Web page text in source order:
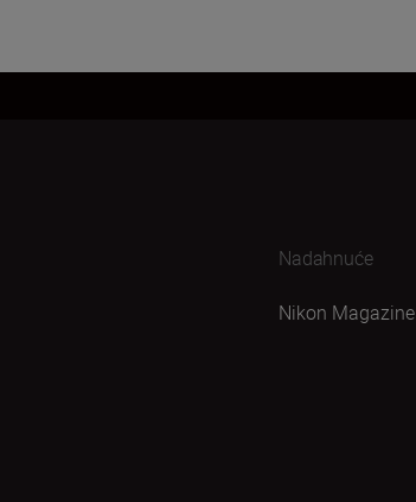
Nadahnuće
Nikon Magazine